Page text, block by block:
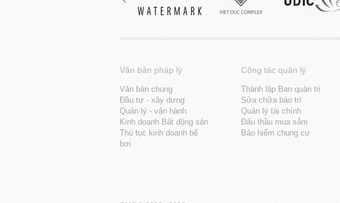
Văn bản pháp lý
Văn bản chung
Đầu tư - xây dưng
Quản lý - vận hành
Kinh doanh Bất động sản
Thủ tục kinh doanh bể
bơi
Công tác quản lý
Thành lập Ban quản trị
Sửa chữa bảo trì
Quản lý tài chính
Đấu thầu mua sắm
Bảo hiểm chung cư